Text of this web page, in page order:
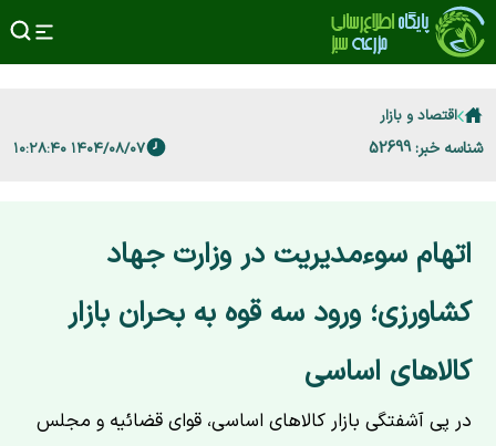
اقتصاد و بازار
شناسه خبر: 52699 ۱۴۰۴/۰۸/۰۷ ۱۰:۲۸:۴۰
اتهام سوء‌مدیریت در وزارت جهاد
کشاورزی؛ ورود سه قوه به بحران بازار
کالاهای اساسی
در پی آشفتگی بازار کالاهای اساسی، قوای قضائیه و مجلس